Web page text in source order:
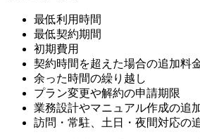
最低利用時間
最低契約期間
初期費用
契約時間を超えた場合の追加料
余った時間の繰り越し
プラン変更や解約の申請期限
業務設計やマニュアル作成の追
訪問・常駐、土日・夜間対応の